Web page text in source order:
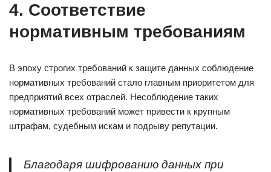
4. Соответствие
нормативным требованиям
В эпоху строгих требований к защите данных соблюдение
нормативных требований стало главным приоритетом для
предприятий всех отраслей. Несоблюдение таких
нормативных требований может привести к крупным
штрафам, судебным искам и подрыву репутации.
Благодаря шифрованию данных при